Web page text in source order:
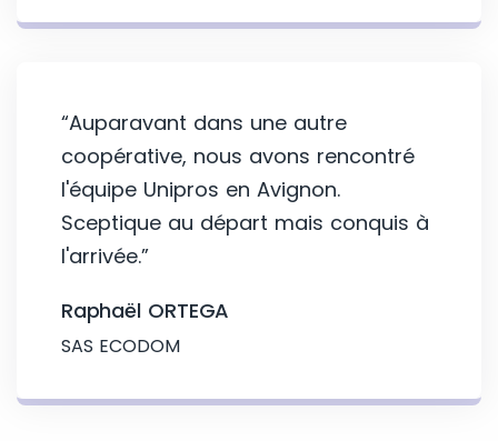
“Auparavant dans une autre
coopérative, nous avons rencontré
l'équipe Unipros en Avignon.
Sceptique au départ mais conquis à
l'arrivée.”
Raphaël ORTEGA
SAS ECODOM